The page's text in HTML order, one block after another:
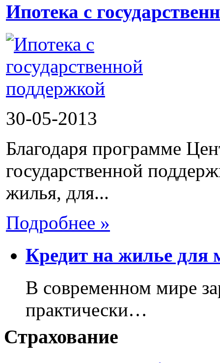
Ипотека с
30-05-2013
Благодаря программе
государственной
жилья, для...
Подробнее »
Кредит на жилье для
В современном мире
практически…
Страхование